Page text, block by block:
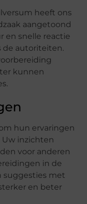
heeft ons
aangetoond
en snelle reactie
de autoriteiten.
kunnen
hun ervaringen
inzichten
voor anderen
in de
suggesties met
en beter